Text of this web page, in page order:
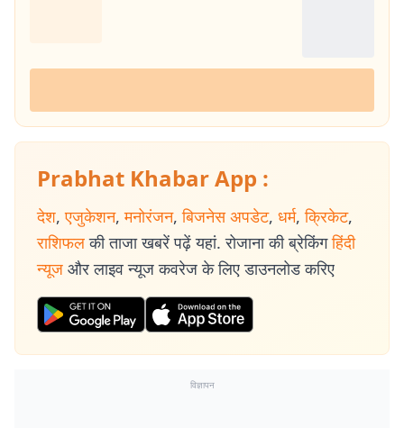
Prabhat Khabar App :
देश, एजुकेशन, मनोरंजन, बिजनेस अपडेट, धर्म, क्रिकेट,
राशिफल की ताजा खबरें पढ़ें यहां. रोजाना की ब्रेकिंग हिंदी
न्यूज और लाइव न्यूज कवरेज के लिए डाउनलोड करिए
विज्ञापन